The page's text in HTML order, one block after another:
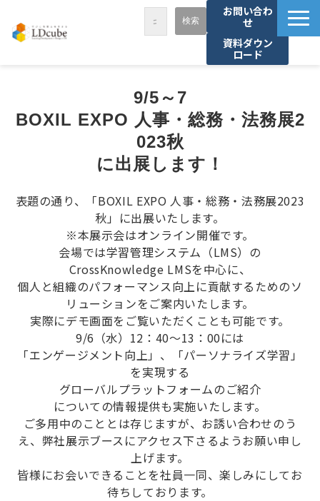
お問い合わ
せ
資料ダウン
ロード
サービス一覧
課題から探す
事例紹介
お役立ち情報
資料ダウンロード
パートナー募集
9/5～7
BOXIL EXPO 人事・総務・法務展2
023秋
に出展します！
表題の通り、「BOXIL EXPO 人事・総務・法務展2023
秋」に出展いたします。
※本展示会はオンライン開催です。
会場では学習管理システム（LMS）の
CrossKnowledge LMSを中心に、
個人と組織のパフォーマンス向上に貢献するためのソ
リューションをご案内いたします。
実際にデモ画面をご覧いただくことも可能です。
9/6（水）12：40～13：00には
「エンゲージメント向上」、「パーソナライズ学習」
を実現する
グローバルプラットフォームのご紹介
についての情報提供も実施いたします。
ご多用中のこととは存じますが、お誘い合わせのう
え、弊社展示ブースにアクセス下さるようお願い申し
上げます。
皆様にお会いできることを社員一同、楽しみにしてお
待ちしております。